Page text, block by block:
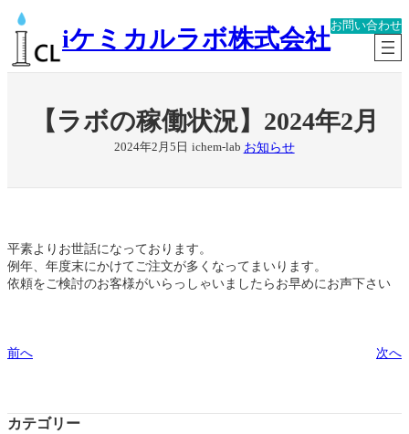
内
容
ス
iケミカルラボ株式会社お問い合わせ
【ラボの稼働状況】2024年2月
2024年2月5日 ichem-lab お知らせ
平素よりお世話になっております。
例年、年度末にかけてご注文が多くなってまいります。
依頼をご検討のお客様がいらっしゃいましたらお早めにお声下さい
前へ 次へ
カテゴリー